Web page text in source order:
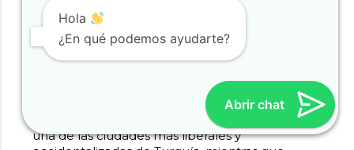
ingresar a Turquía sin visa por hasta 90 días con
pasaporte vigente. Solo necesitás que tu
pasaporte tenga al menos 6 meses de validez
desde la fecha de regreso a Argentina.
¿Es seguro viajar a Esmirna y Kusadasi como
Ambas ciudades son extremadamente
seguras para turistas. Esmirna es considerada
una de las ciudades más liberales y
Hola
¿En qué podemos ayudarte?
Abrir chat